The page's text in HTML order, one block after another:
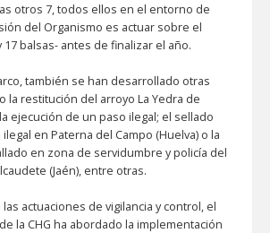
otros 7, todos ellos en el entorno de
del Organismo es actuar sobre el
balsas- antes de finalizar el año.
también se han desarrollado otras
la restitución del arroyo La Yedra de
ejecución de un paso ilegal; el sellado
en Paterna del Campo (Huelva) o la
en zona de servidumbre y policía del
(Jaén), entre otras.
actuaciones de vigilancia y control, el
la CHG ha abordado la implementación